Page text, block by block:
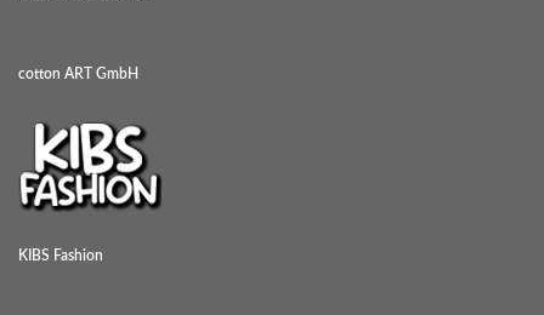
cotton ART GmbH
KIBS Fashion